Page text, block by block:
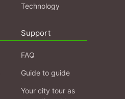
Technology
Support
FAQ
Guide to guide
Your city tour as